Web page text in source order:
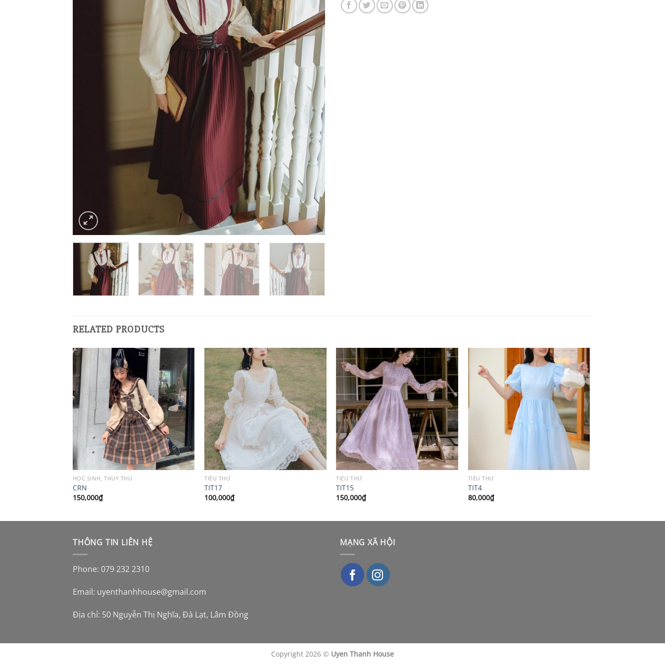
RELATED PRODUCTS
HỌC SINH, THUỶ THỦ
CRN
150,000₫
TIỂU THƯ
TIT17
100,000₫
TIỂU THƯ
TIT15
150,000₫
TIỂU THƯ
TIT4
80,000₫
THÔNG TIN LIÊN HỆ
Phone: 079 232 2310
Email: uyenthanhhouse@gmail.com
Địa chỉ: 50 Nguyễn Thị Nghĩa, Đà Lạt, Lâm Đồng
MẠNG XÃ HỘI
Copyright 2026 © Uyen Thanh House